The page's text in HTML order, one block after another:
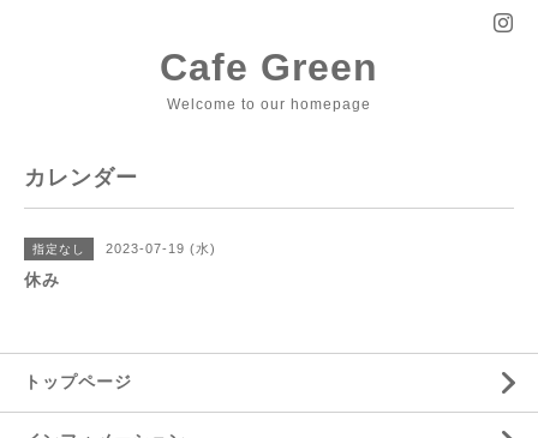
Cafe Green
Welcome to our homepage
カレンダー
指定なし 2023-07-19 (水)
休み
トップページ